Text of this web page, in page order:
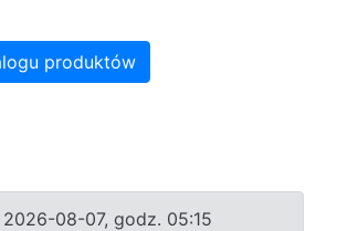
produktów
2026-08-07, godz. 05:15